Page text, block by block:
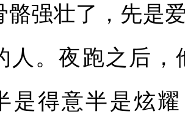
骼强壮了，先是
人。夜跑之后
是得意半是炫